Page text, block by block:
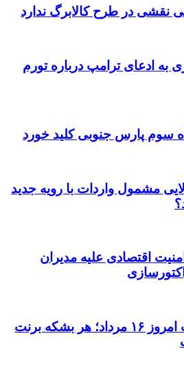
نقشی در طرح کالابرگ ندارد
به ادعای ترامپ درباره تورم
سوم پارس جنوبی کلید خورد
مشمول واردات با رویه جدید
اقتصادی علیه مدیران
قیمت جهانی نفت امروز ۱۶ مرداد؛ هر بشکه برنت